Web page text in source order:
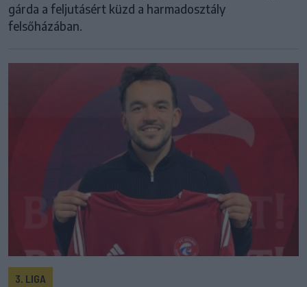
gárda a feljutásért küzd a harmadosztály
felsőházában.
3. LIGA